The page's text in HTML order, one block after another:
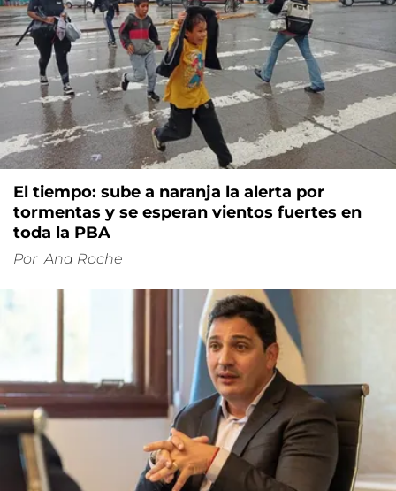
El tiempo: sube a naranja la alerta por
tormentas y se esperan vientos fuertes en
toda la PBA
Por Ana Roche